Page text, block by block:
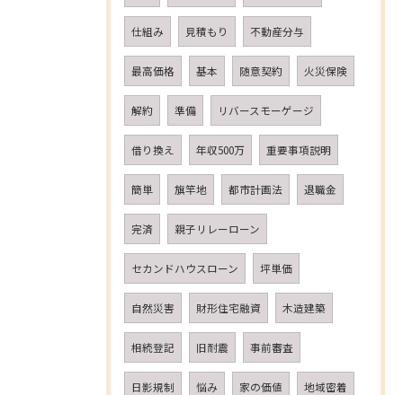
仕組み 見積もり 不動産分与
最高価格 基本 随意契約 火災保険
解約 準備 リバースモーゲージ
借り換え 年収500万 重要事項説明
簡単 旗竿地 都市計画法 退職金
完済 親子リレーローン
セカンドハウスローン 坪単価
自然災害 財形住宅融資 木造建築
相続登記 旧耐震 事前審査
日影規制 悩み 家の価値 地域密着